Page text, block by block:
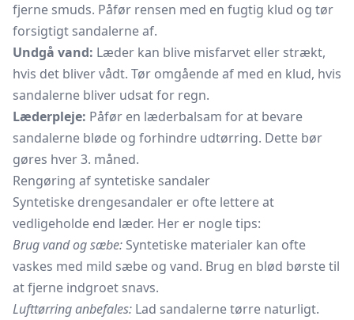
fjerne smuds. Påfør rensen med en fugtig klud og tør
forsigtigt sandalerne af.
Undgå vand: Læder kan blive misfarvet eller strækt,
hvis det bliver vådt. Tør omgående af med en klud, hvis
sandalerne bliver udsat for regn.
Læderpleje: Påfør en læderbalsam for at bevare
sandalerne bløde og forhindre udtørring. Dette bør
gøres hver 3. måned.
Rengøring af syntetiske sandaler
Syntetiske drengesandaler er ofte lettere at
vedligeholde end læder. Her er nogle tips:
Brug vand og sæbe: Syntetiske materialer kan ofte
vaskes med mild sæbe og vand. Brug en blød børste til
at fjerne indgroet snavs.
Lufttørring anbefales: Lad sandalerne tørre naturligt.